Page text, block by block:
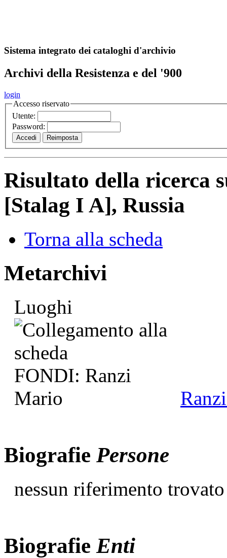
Sistema integrato dei cataloghi d'archivio
Archivi della Resistenza e del '900
login
Accesso riservato
Utente:
Password:
Risultato della ricerca
[Stalag I A], Russia
Torna alla scheda
Metarchivi
Luoghi
Biografie Persone
nessun riferimento trovato
Biografie Enti